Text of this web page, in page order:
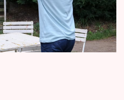
Vary
Nebo si myslíte, že